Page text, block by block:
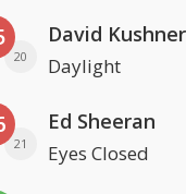
20
David Kushner
Daylight
21
Ed Sheeran
Eyes Closed